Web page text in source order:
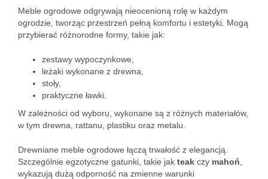
Meble ogrodowe odgrywają nieocenioną rolę w każdym
ogrodzie, tworząc przestrzeń pełną komfortu i estetyki. Mogą
przybierać różnorodne formy, takie jak:
zestawy wypoczynkowe,
leżaki wykonane z drewna,
stoły,
praktyczne ławki.
W zależności od wyboru, wykonane są z różnych materiałów,
w tym drewna, rattanu, plastiku oraz metalu.
Drewniane meble ogrodowe łączą trwałość z elegancją.
Szczególnie egzotyczne gatunki, takie jak teak czy mahoń
wykazują dużą odporność na zmienne warunki